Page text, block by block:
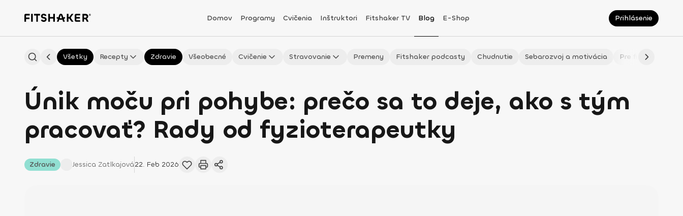
Domov Programy Cvičenia Inštruktori Fitshaker TV Blog E-Shop Prihlásenie
Všetky Recepty Zdravie Všeobecné Cvičenie Stravovanie Premeny Fitshaker podcasty Chudnutie Sebarozvoj a motivácia Pre fitmaminky
Únik moču pri pohybe: prečo sa to deje, ako s tým
pracovať? Rady od fyzioterapeutky
Zdravie Jessica Zatlkajová22. Feb 2026